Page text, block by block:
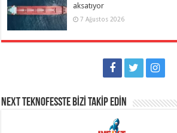
aksatıyor
7 Ağustos 2026
NEXT TEKNOFESSTE BİZİ TAKİP EDİN